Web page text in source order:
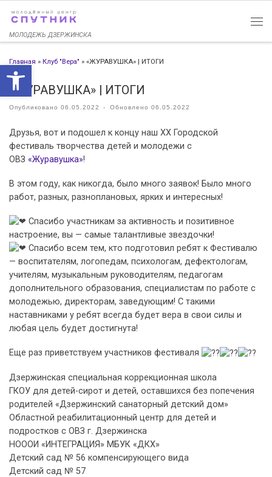
Открыть панель
Перейти к содержимому
МОЛОДЕЖЬ ДЗЕРЖИНСКА
Главная » Клуб "Вера" » «ЖУРАВУШКА» | ИТОГИ
«ЖУРАВУШКА» | ИТОГИ
Опубликовано 06.05.2022 - Обновлено 06.05.2022
Друзья, вот и подошел к концу наш ХХ Городской
фестиваль творчества детей и молодежи с
ОВЗ «Журавушка»!
В этом году, как никогда, было много заявок! Было много
работ, разных, разноплановых, ярких и интересных!
Спасибо участникам за активность и позитивное
настроение, вы — самые талантливые звездочки!
Спасибо всем тем, кто подготовил ребят к Фестивалю
— воспитателям, логопедам, психологам, дефектологам,
учителям, музыкальным руководителям, педагогам
дополнительного образования, специалистам по работе с
молодежью, директорам, заведующим! С такими
наставниками у ребят всегда будет вера в свои силы и
любая цель будет достигнута!
Еще раз приветствуем участников фестиваля
Дзержинская специальная коррекционная школа
ГКОУ для детей-сирот и детей, оставшихся без попечения
родителей «Дзержинский санаторный детский дом»
Областной реабилитационный центр для детей и
подростков с ОВЗ г. Дзержинска
НОООИ «ИНТЕГРАЦИЯ» МБУК «ДКХ»
Детский сад № 56 компенсирующего вида
Детский сад № 57